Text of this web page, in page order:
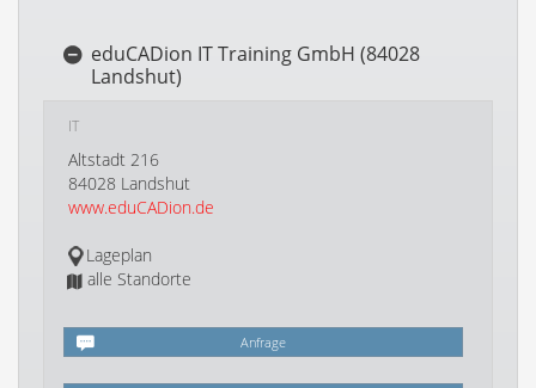
eduCADion IT Training GmbH (84028
Landshut)
IT
Altstadt 216
84028 Landshut
www.eduCADion.de
Lageplan
alle Standorte
Anfrage